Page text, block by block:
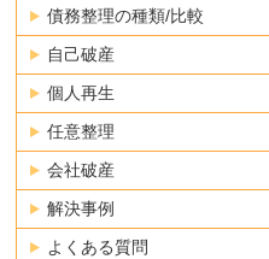
債務整理の種類/比較
自己破産
個人再生
任意整理
会社破産
解決事例
よくある質問